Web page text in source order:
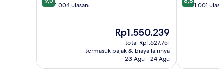
dari1.004 ulasan
Harga
sekarang
Rp1.550.239
Rp1.550.239
total Rp1.627.751
termasuk pajak & biaya lainnya
23 Agu - 24 Agu
dari1.001